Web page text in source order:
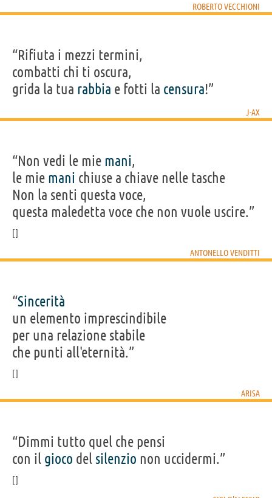
ROBERTO VECCHIONI
“Rifiuta i mezzi termini,
combatti chi ti oscura,
grida la tua rabbia e fotti la censura!”
J-AX
“Non vedi le mie mani,
le mie mani chiuse a chiave nelle tasche
Non la senti questa voce,
questa maledetta voce che non vuole uscire.”
ANTONELLO VENDITTI
“Sincerità
un elemento imprescindibile
per una relazione stabile
che punti all'eternità.”
ARISA
“Dimmi tutto quel che pensi
con il gioco del silenzio non uccidermi.”